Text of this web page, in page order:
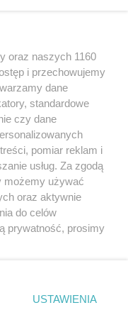
koncert z okazji
urodzin portalu
wSzczecinie.pl
konkursów
"Hej
Jest piątek!"
oraz naszych 1160
i przechowujemy
dane
standardowe
czy dane
pomiar reklam i
usług. Za zgodą
możemy używać
oraz aktywnie
do celów
prywatność, prosimy
rogu strony
nie wymagają
USTAWIENIA